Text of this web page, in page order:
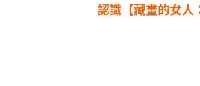
認識【藏畫的女人